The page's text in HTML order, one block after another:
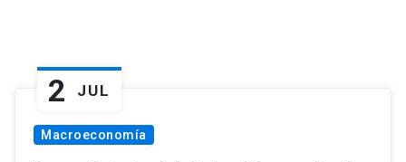
2 JUL
Macroeconomía